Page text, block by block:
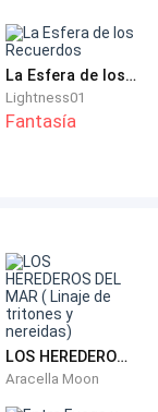
La Esfera de los Recuerdos
Lightness01
Fantasía
LOS HEREDEROS DEL MAR ( Linaje de tritones y nereidas)
Aracella Moon